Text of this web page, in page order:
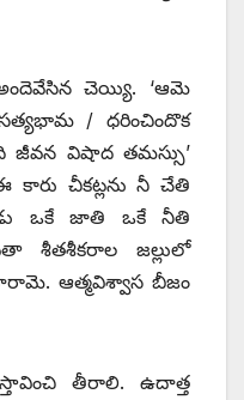
చెయ్యి. ‘ఆమె
/ ధరించిందొక
జీవన విషాద తమస్సు’
చీకట్లను నీ చేతి
ఒకే జాతి ఒకే నీతి
శీతశీకరాల జల్లులో
ఆత్మవిశ్వాస బీజం
తీరాలి. ఉదాత్త